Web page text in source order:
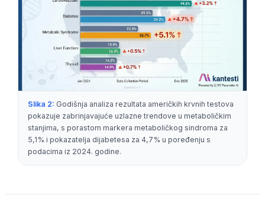
Slika 2: Godišnja analiza rezultata američkih krvnih testova
pokazuje zabrinjavajuće uzlazne trendove u metaboličkim
stanjima, s porastom markera metaboličkog sindroma za
5,1% i pokazatelja dijabetesa za 4,7% u poređenju s
podacima iz 2024. godine.